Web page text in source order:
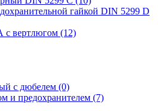
гайкой DIN 5299 D
с вертлюгом (12)
с дюбелем (0)
и предохранителем (7)